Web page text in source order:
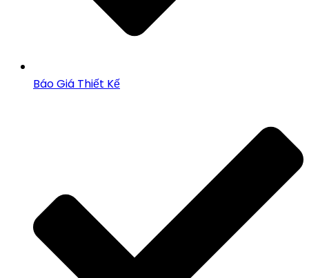
Báo Giá Thiết Kế